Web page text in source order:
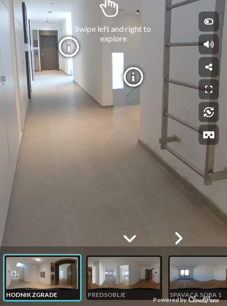
Powered by
Swipe left and right to
explore
HODNIK ZGRADE PREDSOBLJE SPAVACA SOBA 1